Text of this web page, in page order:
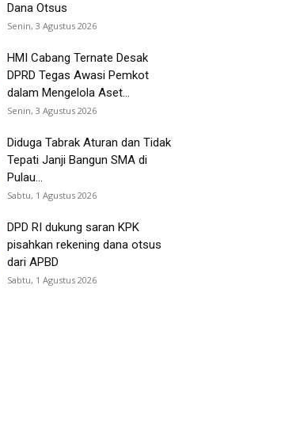
Dana Otsus
Senin, 3 Agustus 2026
HMI Cabang Ternate Desak
DPRD Tegas Awasi Pemkot
dalam Mengelola Aset...
Senin, 3 Agustus 2026
Diduga Tabrak Aturan dan Tidak
Tepati Janji Bangun SMA di
Pulau...
Sabtu, 1 Agustus 2026
DPD RI dukung saran KPK
pisahkan rekening dana otsus
dari APBD
Sabtu, 1 Agustus 2026